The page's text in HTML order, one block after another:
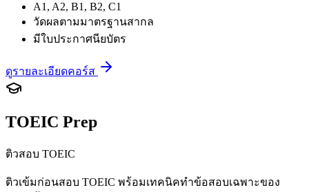
A1, A2, B1, B2, C1
วัดผลตามมาตรฐานสากล
มีใบประกาศนียบัตร
ดูรายละเอียดคอร์ส
TOEIC Prep
ติวสอบ TOEIC
ติวเข้มก่อนสอบ TOEIC พร้อมเทคนิคทำข้อสอบเฉพาะของ